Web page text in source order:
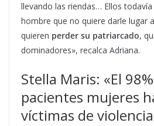
llevando las riendas… Ellos
hombre que no quiere darle lugar
quieren perder su patriarcado,
dominadores», recalca Adriana.
Stella Maris: «El
pacientes mujeres
víctimas de